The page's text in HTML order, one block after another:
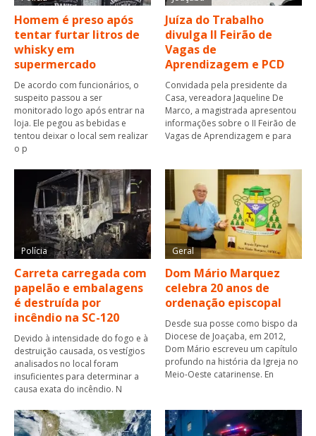
Homem é preso após
tentar furtar litros de
whisky em
supermercado
De acordo com funcionários, o
suspeito passou a ser
monitorado logo após entrar na
loja. Ele pegou as bebidas e
tentou deixar o local sem realizar
o p
Juíza do Trabalho
divulga II Feirão de
Vagas de
Aprendizagem e PCD
Convidada pela presidente da
Casa, vereadora Jaqueline De
Marco, a magistrada apresentou
informações sobre o II Feirão de
Vagas de Aprendizagem e para
Polícia
Carreta carregada com
papelão e embalagens
é destruída por
incêndio na SC-120
Devido à intensidade do fogo e à
destruição causada, os vestígios
analisados no local foram
insuficientes para determinar a
causa exata do incêndio. N
Geral
Dom Mário Marquez
celebra 20 anos de
ordenação episcopal
Desde sua posse como bispo da
Diocese de Joaçaba, em 2012,
Dom Mário escreveu um capítulo
profundo na história da Igreja no
Meio-Oeste catarinense. En